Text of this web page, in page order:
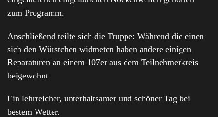
zum Programm.
Anschließend teilte sich die Truppe: Während die einen
sich den Würstchen widmeten haben andere einigen
Reparaturen an einem 107er aus dem Teilnehmerkreis
beigewohnt.
Ein lehrreicher, unterhaltsamer und schöner Tag bei
bestem Wetter.